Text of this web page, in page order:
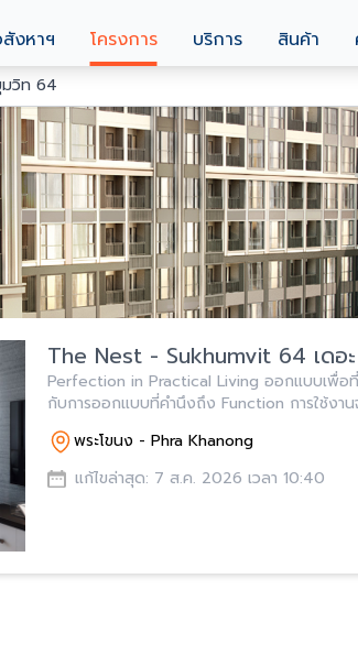
งหาฯ โครงการ บริการ สินค้า
มวิท 64
The Nest - Sukhumvit 64 เดอ
Perfection in Practical Living ออกแบบเพื่
กับการออกแบบที่คำนึงถึง Function การใช้ง
สะดวก
พระโขนง - Phra Khanong
แก้ไขล่าสุด: 7 ส.ค. 2026 เวลา 10:40